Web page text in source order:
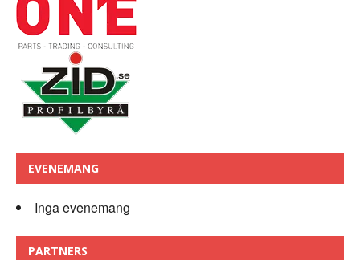
EVENEMANG
Inga evenemang
PARTNERS